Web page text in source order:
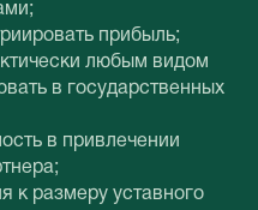
прибыль;
любым видом
в государственных
в привлечении
к размеру уставного